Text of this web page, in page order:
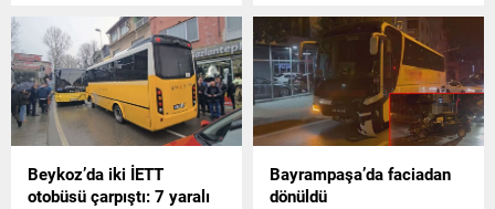
kaldırılırken, kazayla ilgili
inceleme başlatıldı.
de bulunduğu sekiz kişi
yaşamını yitirirken, otuz üç
kişi ise yaralandı.
Beykoz’da iki İETT
otobüsü çarpıştı: 7 yaralı
Bayrampaşa’da faciadan
dönüldü